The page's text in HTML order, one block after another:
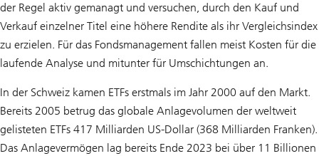
der Regel aktiv gemanagt und versuchen, durch den Kauf und
Verkauf einzelner Titel eine höhere Rendite als ihr Vergleichsindex
zu erzielen. Für das Fondsmanagement fallen meist Kosten für die
laufende Analyse und mitunter für Umschichtungen an.
In der Schweiz kamen ETFs erstmals im Jahr 2000 auf den Markt.
Bereits 2005 betrug das globale Anlagevolumen der weltweit
gelisteten ETFs 417 Milliarden US-Dollar (368 Milliarden Franken).
Das Anlagevermögen lag bereits Ende 2023 bei über 11 Billionen